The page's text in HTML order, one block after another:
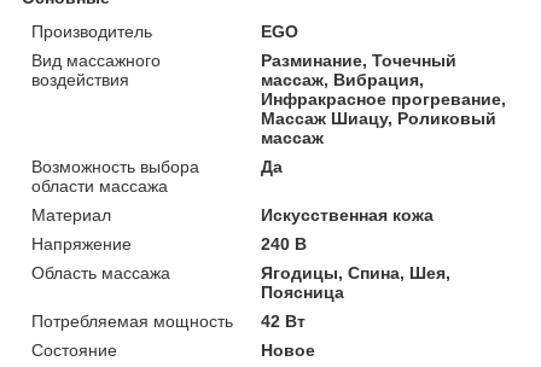
Производитель
EGO
Вид массажного
воздействия
Разминание, Точечный
массаж, Вибрация,
Инфракрасное прогревание,
Массаж Шиацу, Роликовый
массаж
Возможность выбора
области массажа
Да
Материал
Искусственная кожа
Напряжение
240 В
Область массажа
Ягодицы, Спина, Шея,
Поясница
Потребляемая мощность
42 Вт
Состояние
Новое